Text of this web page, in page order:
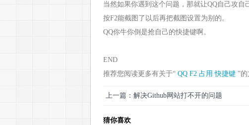
当然如果你遇到这个问题，那就让QQ自己攻自
按F2能截图了以后再把截图设置为别的。
QQ你牛你倒是抢自己的快捷键啊。
END
推荐您阅读更多有关于“ QQ F2 占用 快捷键 ”
上一篇：解决Github网站打不开的问题
猜你喜欢